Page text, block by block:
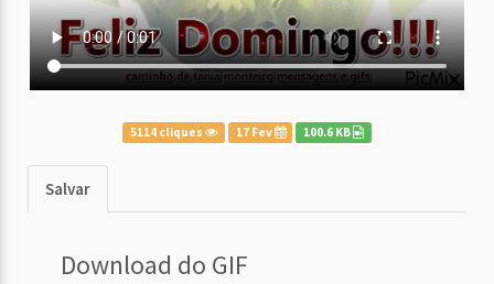
5114 cliques 17 Fev 100.6 KB
Salvar
Download do GIF